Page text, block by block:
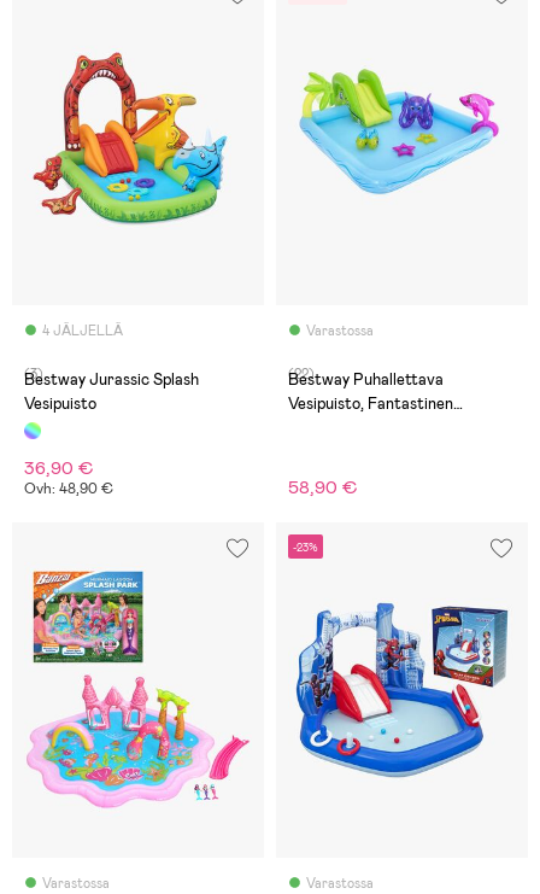
4 JÄLJELLÄ
(3)
Bestway Jurassic Splash
Vesipuisto
36,90 €
Ovh: 48,90 €
Varastossa
(22)
Bestway Puhallettava
Vesipuisto, Fantastinen
58,90 €
Varastossa
-23%
Varastossa